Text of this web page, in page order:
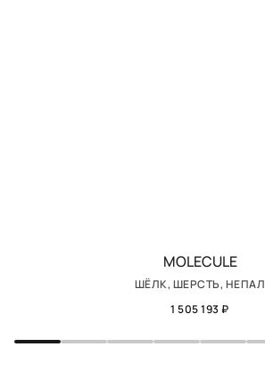
MOLECULE
ШЁЛК, ШЕРСТЬ, НЕПАЛ
1 505 193 ₽